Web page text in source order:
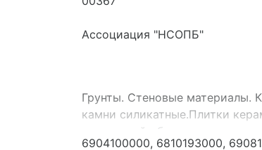
Ассоциация "НСОПБ"
Грунты. Стеновые материалы.
камни силикатные.Плитки
внутренней облицовки стен,
6904100000, 6810193000,